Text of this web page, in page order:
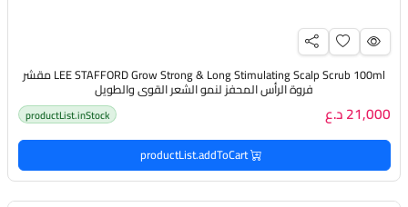
LEE STAFFORD Grow Strong & Long Stimulating Scalp Scrub 100ml مقشر
فروة الرأس المحفز لنمو الشعر القوي والطويل
21,000 د.ع productList.inStock
productList.addToCart